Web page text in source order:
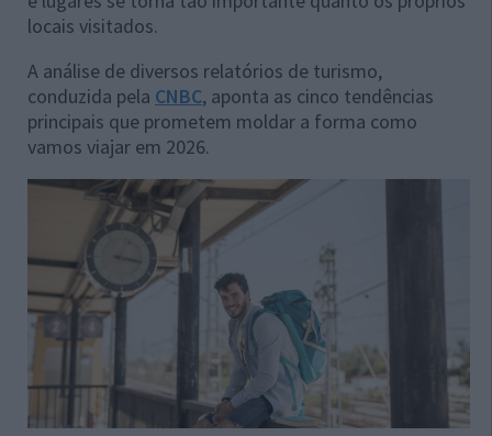
locais visitados.
A análise de diversos relatórios de turismo,
conduzida pela CNBC, aponta as cinco tendências
principais que prometem moldar a forma como
vamos viajar em 2026.